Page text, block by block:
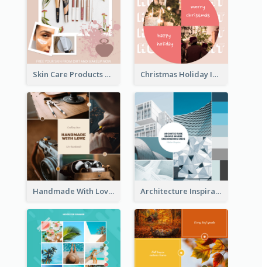
Skin Care Products Special Sale Instagram Post Christmas Holiday Instagram Post
Handmade With Love Instagram Post Architecture Inspirational Quote Instagram Post